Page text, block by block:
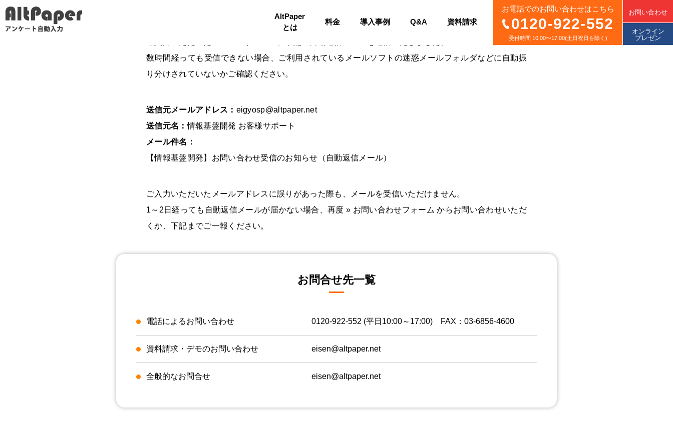
お問い合わせ
オンライン
プレゼン
お電話でのお問い合わせはこちら
0120-922-552
受付時間 10:00〜17:00(土日祝日を除く)
AltPaper
とは
料金 導入事例 Q&A 資料請求
AltPaperトップ
数時間経っても受信できない場合、ご利用されているメールソフトの迷惑メールフォルダなどに自動振
り分けされていないかご確認ください。
送信元メールアドレス： eigyosp@altpaper.net
送信元名：情報基盤開発 お客様サポート
メール件名：
【情報基盤開発】お問い合わせ受信のお知らせ（自動返信メール）
ご入力いただいたメールアドレスに誤りがあった際も、メールを受信いただけません。
1～2日経っても自動返信メールが届かない場合、再度 » お問い合わせフォーム からお問い合わせいただ
くか、下記までご一報ください。
お問合せ先一覧
電話によるお問い合わせ 0120-922-552 (平日10:00～17:00) FAX：03-6856-4600
資料請求・デモのお問い合わせ eisen@altpaper.net
全般的なお問合せ eisen@altpaper.net